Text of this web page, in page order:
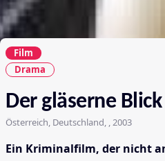
Film
Drama
Der gläserne Blick
Österreich, Deutschland, , 2003
Ein Kriminalfilm, der nicht